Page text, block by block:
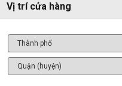
Vị trí cửa hàng